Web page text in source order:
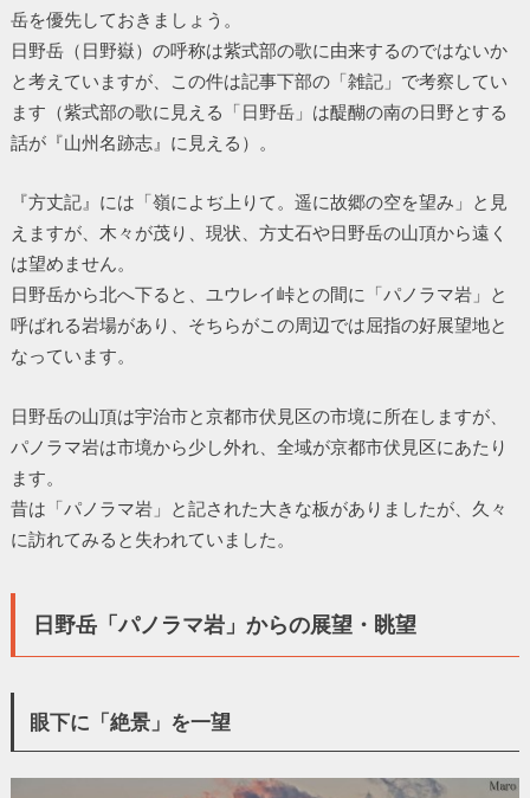
岳を優先しておきましょう。
日野岳（日野嶽）の呼称は紫式部の歌に由来するのではないか
と考えていますが、この件は記事下部の「雑記」で考察してい
ます（紫式部の歌に見える「日野岳」は醍醐の南の日野とする
話が『山州名跡志』に見える）。
『方丈記』には「嶺によぢ上りて。遥に故郷の空を望み」と見
えますが、木々が茂り、現状、方丈石や日野岳の山頂から遠く
は望めません。
日野岳から北へ下ると、ユウレイ峠との間に「パノラマ岩」と
呼ばれる岩場があり、そちらがこの周辺では屈指の好展望地と
なっています。
日野岳の山頂は宇治市と京都市伏見区の市境に所在しますが、
パノラマ岩は市境から少し外れ、全域が京都市伏見区にあたり
ます。
昔は「パノラマ岩」と記された大きな板がありましたが、久々
に訪れてみると失われていました。
日野岳「パノラマ岩」からの展望・眺望
眼下に「絶景」を一望